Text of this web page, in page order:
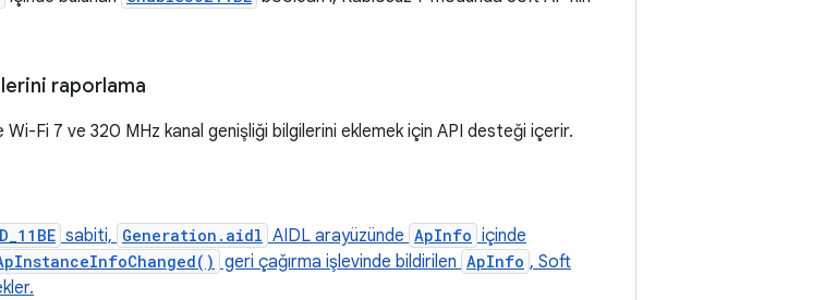
raporlama
Fi 7 ve 320 MHz kanal genişliği bilgilerini eklemek için API desteği içerir.
sabiti, Generation.aidl AIDL arayüzünde ApInfo içinde
geri çağırma işlevinde bildirilen ApInfo , Soft